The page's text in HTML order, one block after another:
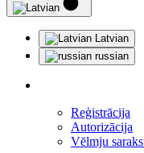
Latvian
russian
Reģistrācija
Autorizācija
Vēlmju